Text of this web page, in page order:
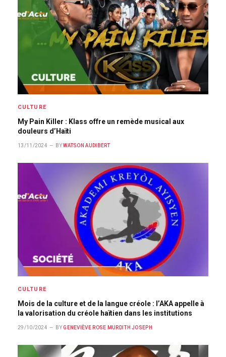
CULTURE
My Pain Killer : Klass offre un remède musical aux
douleurs d’Haïti
13/11/2024 BY WATSON AUDIBERT
CULTURE
Mois de la culture et de la langue créole : l’AKA appelle à
la valorisation du créole haïtien dans les institutions
29/10/2024 BY GENEVIÈVE ROSE MURDITH JOSEPH